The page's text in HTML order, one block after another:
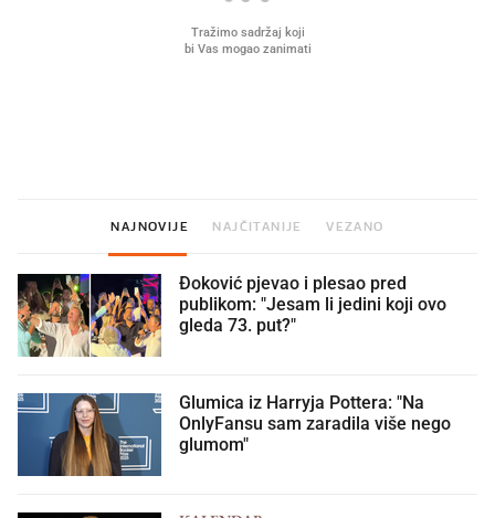
NAJNOVIJE NAJČITANIJE VEZANO
Đoković pjevao i plesao pred
publikom: "Jesam li jedini koji ovo
gleda 73. put?"
Glumica iz Harryja Pottera: "Na
OnlyFansu sam zaradila više nego
glumom"